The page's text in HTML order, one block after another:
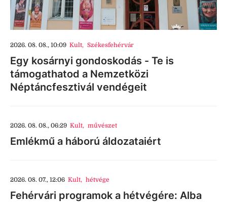
2026. 08. 08., 10:09 Kult, Székesfehérvár
Egy kosárnyi gondoskodás - Te is
támogathatod a Nemzetközi
Néptáncfesztivál vendégeit
2026. 08. 08., 06:29 Kult, művészet
Emlékmű a háború áldozataiért
2026. 08. 07., 12:06 Kult, hétvége
Fehérvári programok a hétvégére: Alba